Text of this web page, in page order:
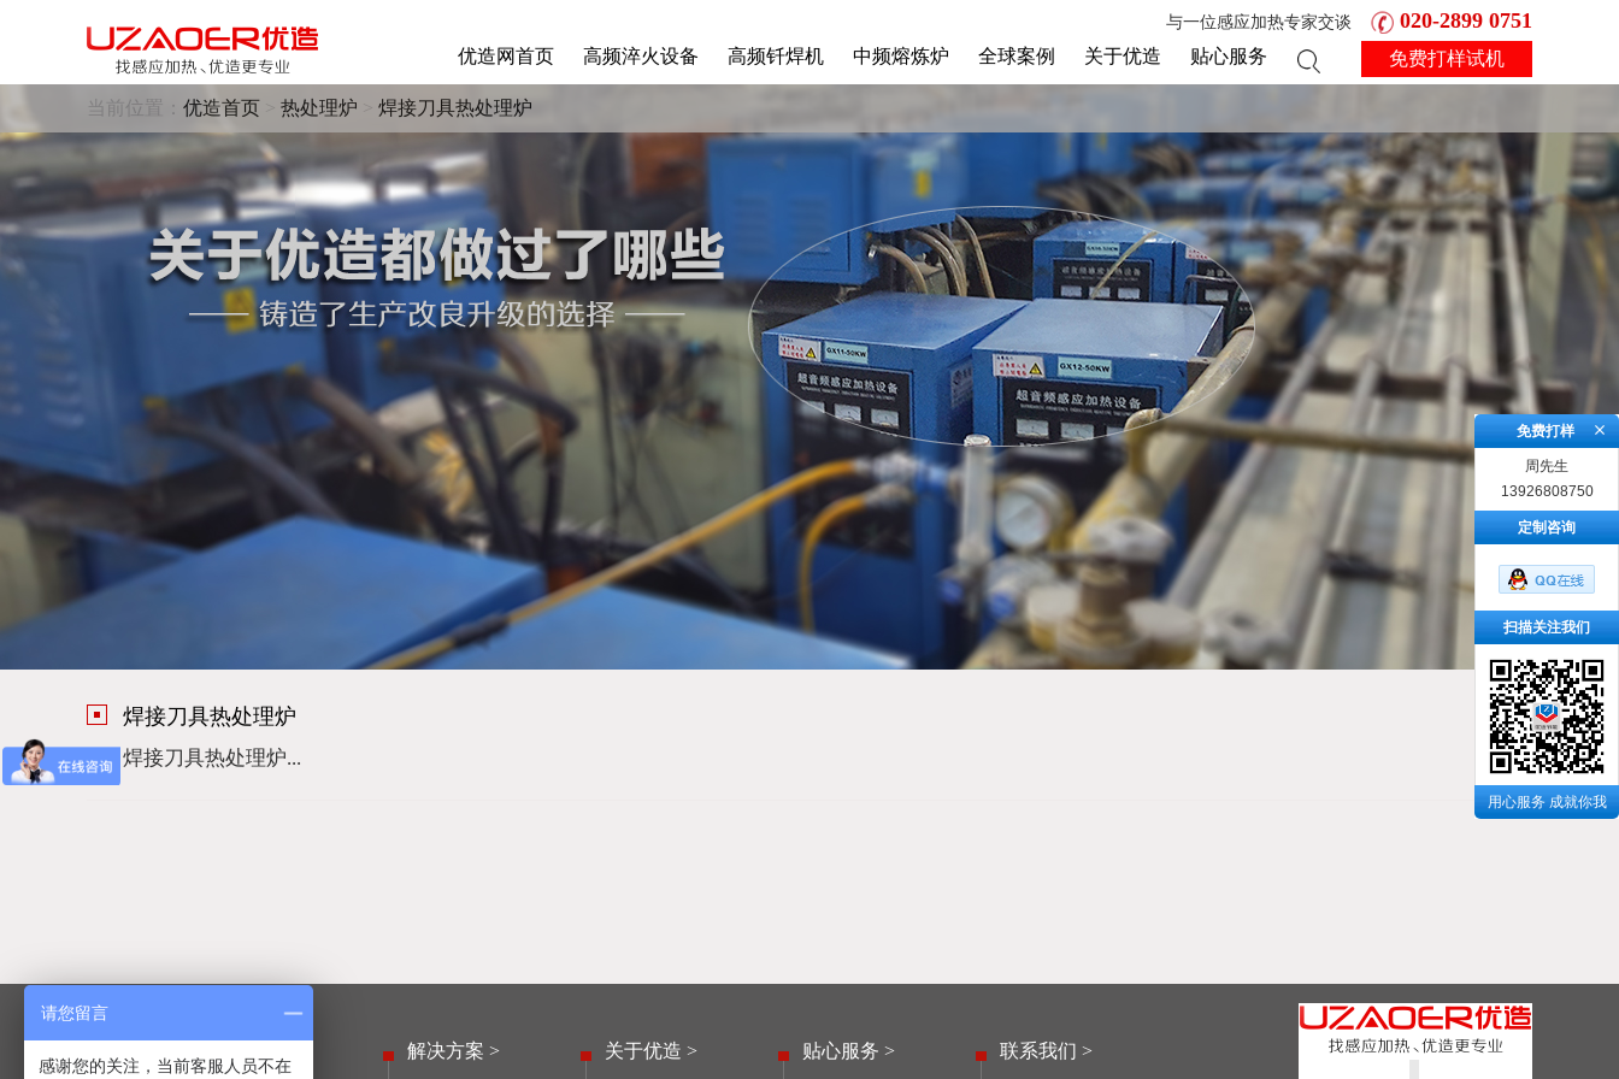
优造网首页 高频淬火设备 高频钎焊机 中频熔炼炉 全球案例 关于优造 贴心服务 免费打样试机
与一位感应加热专家交谈 020-2899 0751
当前位置： 优造首页 > 热处理炉 > 焊接刀具热处理炉
焊接刀具热处理炉
焊接刀具热处理炉...
解决方案 > 关于优造 > 贴心服务 >
联系我们 >
免费打样
周先生
13926808750
定制咨询
扫描关注我们
用心服务 成就你我
请您留言
感谢您的关注，当前客服人员不在